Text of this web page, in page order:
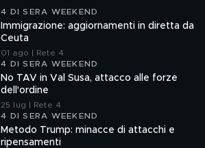
4 DI SERA WEEKEND
Immigrazione: aggiornamenti in diretta da
Ceuta
01 ago | Rete 4
4 DI SERA WEEKEND
No TAV in Val Susa, attacco alle forze
dell'ordine
25 lug | Rete 4
4 DI SERA WEEKEND
Metodo Trump: minacce di attacchi e
ripensamenti